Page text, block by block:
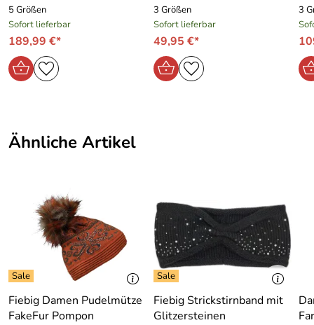
30 Grad Schonwaschgang
5 Größen
Sofort lieferbar
189,99 €*
3 Größen
Sofort lieferbar
49,95 €*
3
Ähnliche Artikel
Fiebig Damen Pudelmütze
FakeFur Pompon
Fiebig Strickstirnband mit
Glitzersteinen